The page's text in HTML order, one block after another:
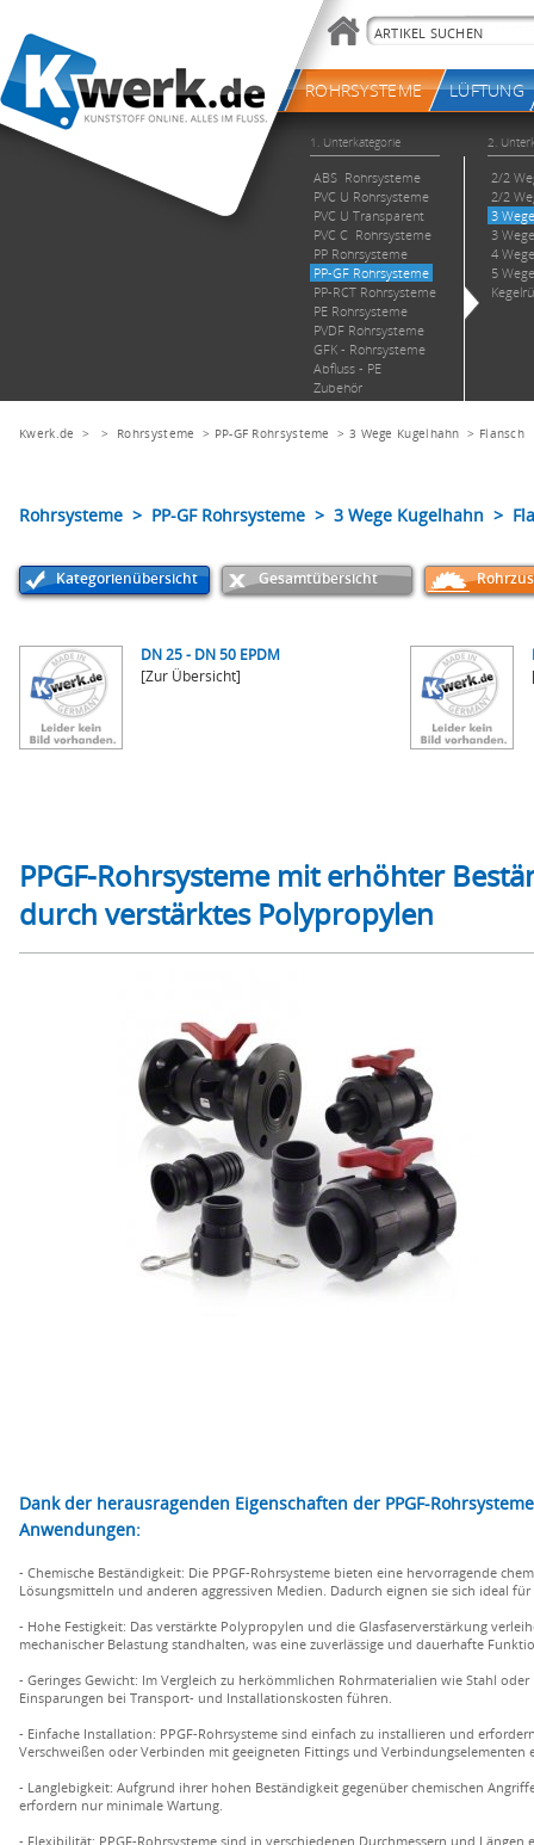
Kwerk.de > > Rohrsysteme > PP-GF Rohrsysteme > 3 Wege Kugelhahn > Flansch
Rohrsysteme > PP-GF Rohrsysteme > 3 Wege Kugelhahn >
Kategorienübersicht Gesamtübersicht
DN 25 - DN 50 EPDM
[Zur Übersicht]
PPGF-Rohrsysteme mit erhöhter
durch verstärktes Polypropylen
Dank der herausragenden Eigenschaften der PPGF-
Anwendungen:
- Chemische Beständigkeit: Die PPGF-Rohrsysteme bieten eine hervorragende
Lösungsmitteln und anderen aggressiven Medien. Dadurch eignen sie sich ideal
- Hohe Festigkeit: Das verstärkte Polypropylen und die Glasfaserverstärkung
mechanischer Belastung standhalten, was eine zuverlässige und dauerhafte
- Geringes Gewicht: Im Vergleich zu herkömmlichen Rohrmaterialien wie Stahl
Einsparungen bei Transport- und Installationskosten führen.
- Einfache Installation: PPGF-Rohrsysteme sind einfach zu installieren und
Verschweißen oder Verbinden mit geeigneten Fittings und
- Langlebigkeit: Aufgrund ihrer hohen Beständigkeit gegenüber chemischen
erfordern nur minimale Wartung.
- Flexibilität: PPGF-Rohrsysteme sind in verschiedenen Durchmessern und